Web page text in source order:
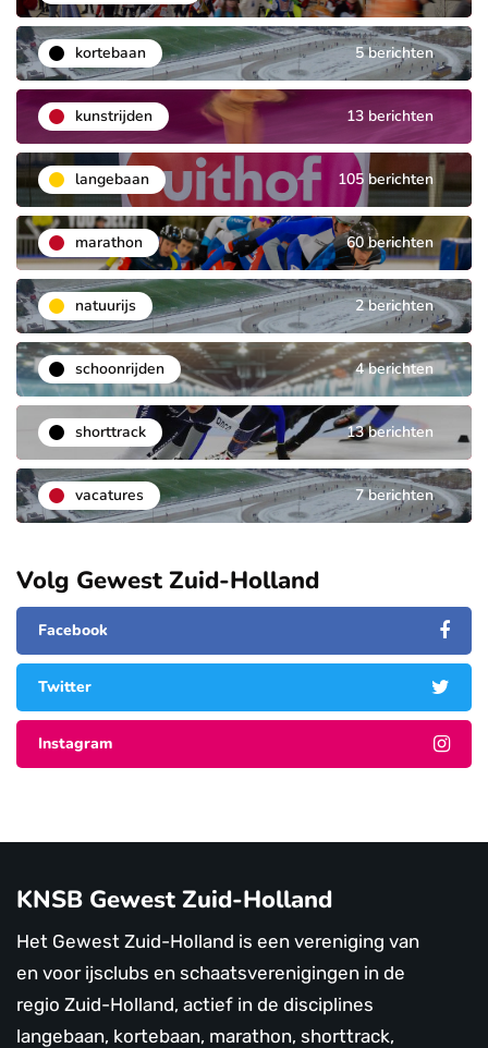
kortebaan 5 berichten
kunstrijden 13 berichten
langebaan 105 berichten
marathon 60 berichten
natuurijs 2 berichten
schoonrijden 4 berichten
shorttrack 13 berichten
vacatures 7 berichten
Volg Gewest Zuid-Holland
Facebook
Twitter
Instagram
KNSB Gewest Zuid-Holland
Het Gewest Zuid-Holland is een vereniging van
en voor ijsclubs en schaatsverenigingen in de
regio Zuid-Holland, actief in de disciplines
langebaan, kortebaan, marathon, shorttrack,